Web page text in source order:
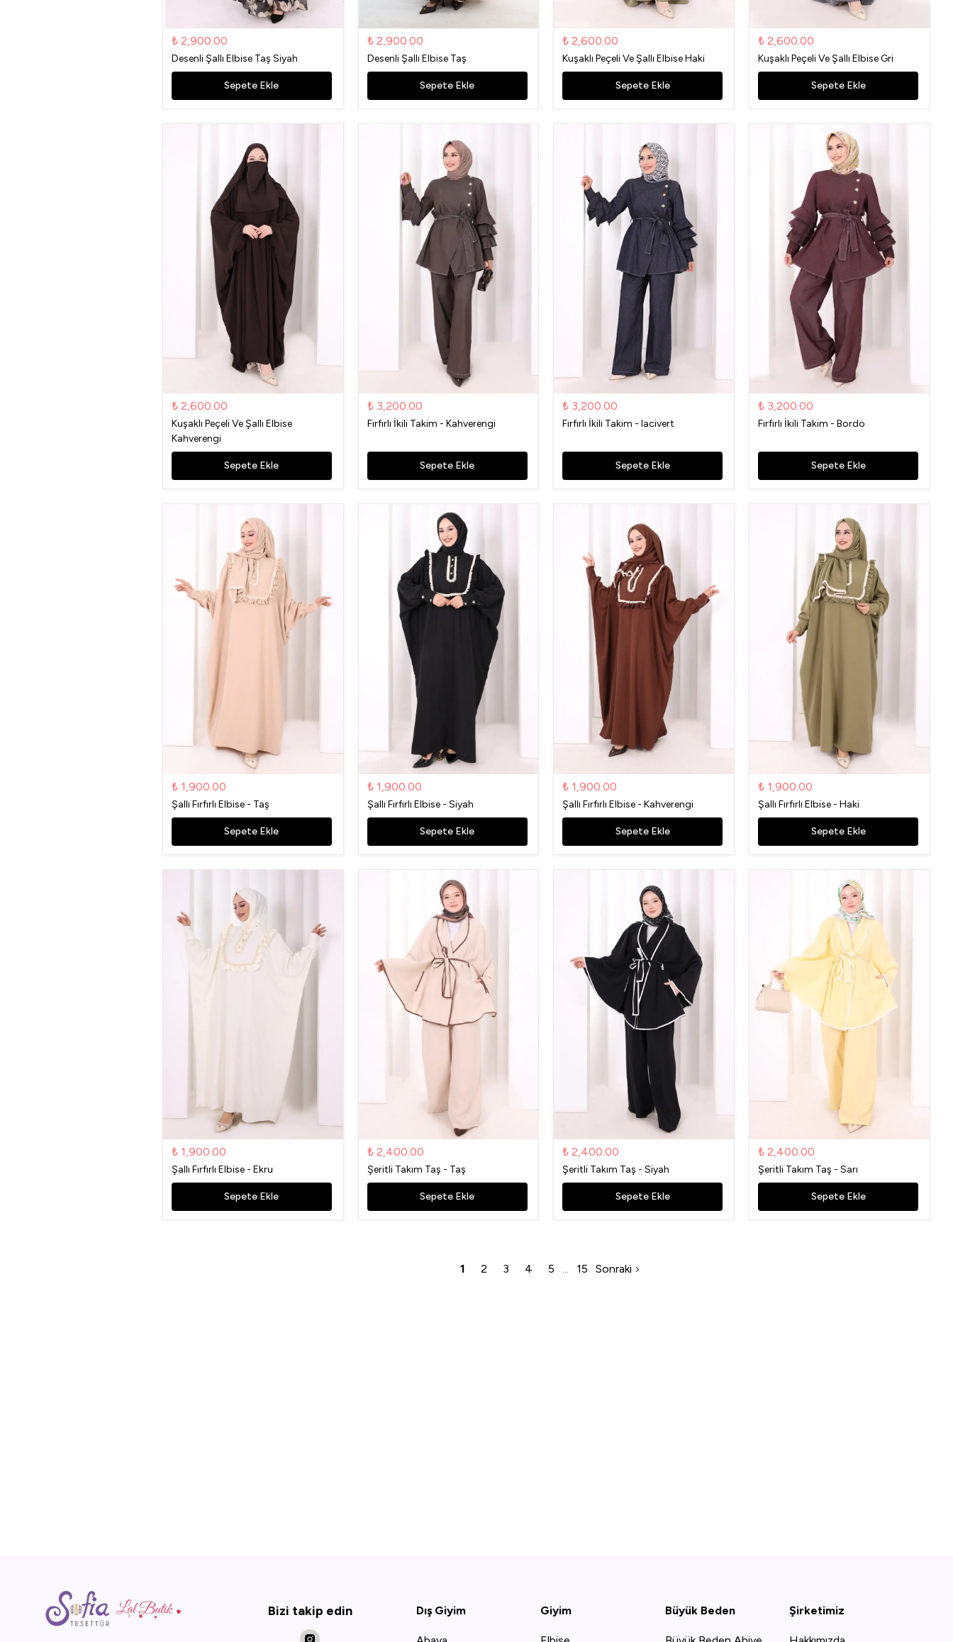
₺ 2,900.00
Desenli Şallı Elbise Taş Siyah
Sepete Ekle
₺ 2,900.00
Desenli Şallı Elbise Taş
Sepete Ekle
₺ 2,600.00
Kuşaklı Peçeli Ve Şallı Elbise Haki
Sepete Ekle
₺ 2,600.00
Kuşaklı Peçeli Ve Şallı Elbise Gri
Sepete Ekle
₺ 2,600.00
Kuşaklı Peçeli Ve Şallı Elbise
Kahverengi
Sepete Ekle
₺ 3,200.00
Fırfırlı İkili Takim - Kahverengi
Sepete Ekle
₺ 3,200.00
Fırfırlı İkili Takim - lacivert
Sepete Ekle
₺ 3,200.00
Fırfırlı İkili Takim - Bordo
Sepete Ekle
₺ 1,900.00
Şallı Fırfırlı Elbise - Taş
Sepete Ekle
₺ 1,900.00
Şallı Fırfırlı Elbise - Siyah
Sepete Ekle
₺ 1,900.00
Şallı Fırfırlı Elbise - Kahverengi
Sepete Ekle
₺ 1,900.00
Şallı Fırfırlı Elbise - Haki
Sepete Ekle
₺ 1,900.00
Şallı Fırfırlı Elbise - Ekru
Sepete Ekle
₺ 2,400.00
Şeritli Takım Taş - Taş
Sepete Ekle
₺ 2,400.00
Şeritli Takım Taş - Siyah
Sepete Ekle
₺ 2,400.00
Şeritli Takım Taş - Sarı
Sepete Ekle
1 2 3 4 5 15 Sonraki
Bizi takip edin Dış Giyim Giyim Büyük Beden Şirketimiz